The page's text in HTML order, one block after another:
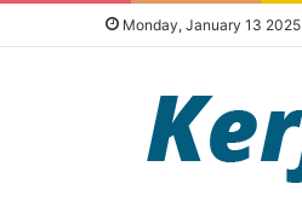
Monday, January 13 2025